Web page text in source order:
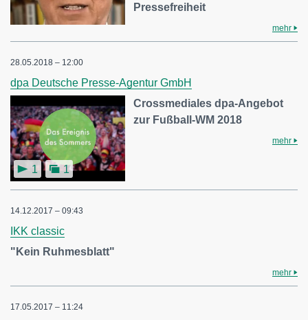
Pressefreiheit
mehr
28.05.2018 – 12:00
dpa Deutsche Presse-Agentur GmbH
1 1
Crossmediales dpa-Angebot
zur Fußball-WM 2018
mehr
14.12.2017 – 09:43
IKK classic
"Kein Ruhmesblatt"
mehr
17.05.2017 – 11:24